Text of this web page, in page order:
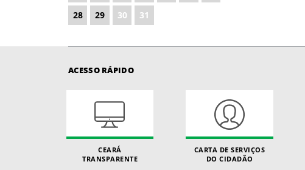
2026
28
29 30 31
ACESSO RÁPIDO
CEARÁ
TRANSPARENTE
CARTA DE SERVIÇOS
DO CIDADÃO